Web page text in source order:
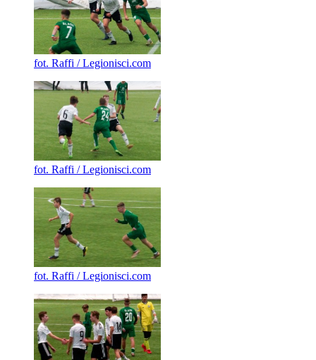
fot. Raffi / Legionisci.com
fot. Raffi / Legionisci.com
fot. Raffi / Legionisci.com